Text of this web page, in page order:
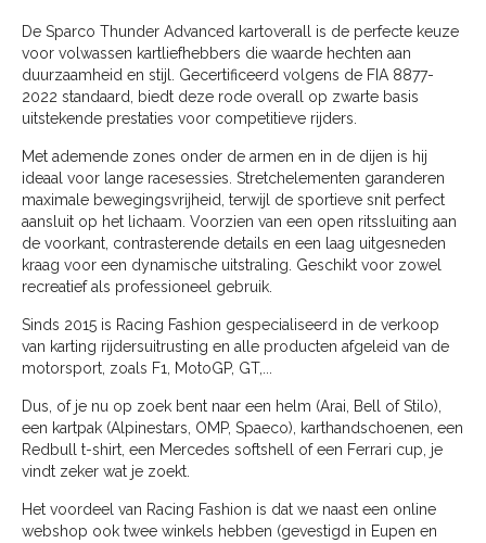
De Sparco Thunder Advanced kartoverall is de perfecte keuze
voor volwassen kartliefhebbers die waarde hechten aan
duurzaamheid en stijl. Gecertificeerd volgens de FIA 8877-
2022 standaard, biedt deze rode overall op zwarte basis
uitstekende prestaties voor competitieve rijders.
Met ademende zones onder de armen en in de dijen is hij
ideaal voor lange racesessies. Stretchelementen garanderen
maximale bewegingsvrijheid, terwijl de sportieve snit perfect
aansluit op het lichaam. Voorzien van een open ritssluiting aan
de voorkant, contrasterende details en een laag uitgesneden
kraag voor een dynamische uitstraling. Geschikt voor zowel
recreatief als professioneel gebruik.
Sinds 2015 is Racing Fashion gespecialiseerd in de verkoop
van karting rijdersuitrusting en alle producten afgeleid van de
motorsport, zoals F1, MotoGP, GT,...
Dus, of je nu op zoek bent naar een helm (Arai, Bell of Stilo),
een kartpak (Alpinestars, OMP, Spaeco), karthandschoenen, een
Redbull t-shirt, een Mercedes softshell of een Ferrari cup, je
vindt zeker wat je zoekt.
Het voordeel van Racing Fashion is dat we naast een online
webshop ook twee winkels hebben (gevestigd in Eupen en